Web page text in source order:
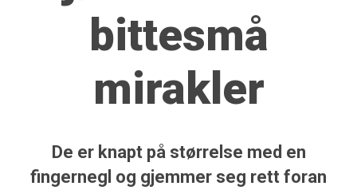
bittesmå
mirakler
De er knapt på størrelse med en
fingernegl og gjemmer seg rett foran